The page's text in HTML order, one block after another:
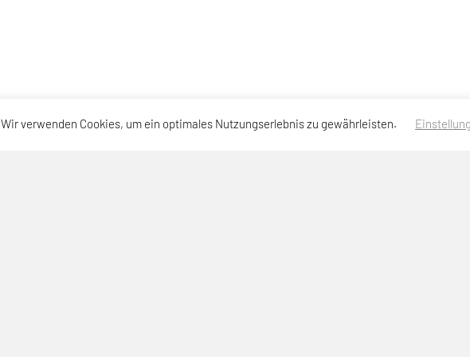
Wir verwenden Cookies, um ein optimales Nutzungserlebnis zu gewährleisten.